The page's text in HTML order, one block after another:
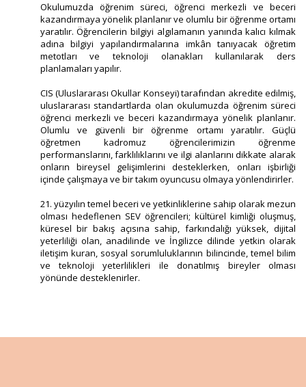
Okulumuzda öğrenim süreci, öğrenci merkezli ve beceri
kazandırmaya yönelik planlanır ve olumlu bir öğrenme ortamı
yaratılır. Öğrencilerin bilgiyi algılamanın yanında kalıcı kılmak
adına bilgiyi yapılandırmalarına imkân tanıyacak öğretim
metotları ve teknoloji olanakları kullanılarak ders
planlamaları yapılır.
CIS (Uluslararası Okullar Konseyi) tarafından akredite edilmiş,
uluslararası standartlarda olan okulumuzda öğrenim süreci
öğrenci merkezli ve beceri kazandırmaya yönelik planlanır.
Olumlu ve güvenli bir öğrenme ortamı yaratılır. Güçlü
öğretmen kadromuz öğrencilerimizin öğrenme
performanslarını, farklılıklarını ve ilgi alanlarını dikkate alarak
onların bireysel gelişimlerini desteklerken, onları işbirliği
içinde çalışmaya ve bir takım oyuncusu olmaya yönlendirirler.
21. yüzyılın temel beceri ve yetkinliklerine sahip olarak mezun
olması hedeflenen SEV öğrencileri; kültürel kimliği oluşmuş,
küresel bir bakış açısına sahip, farkındalığı yüksek, dijital
yeterliliği olan, anadilinde ve İngilizce dilinde yetkin olarak
iletişim kuran, sosyal sorumluluklarının bilincinde, temel bilim
ve teknoloji yeterlilikleri ile donatılmış bireyler olması
yönünde desteklenirler.